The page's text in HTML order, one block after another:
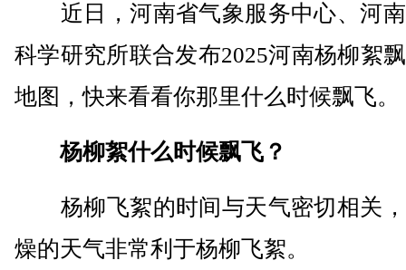
近日，河南省气象服务中心、河
科学研究所联合发布2025河南杨柳絮
地图，快来看看你那里什么时候飘飞。
杨柳絮什么时候飘飞？
杨柳飞絮的时间与天气密切相关
燥的天气非常利于杨柳飞絮。